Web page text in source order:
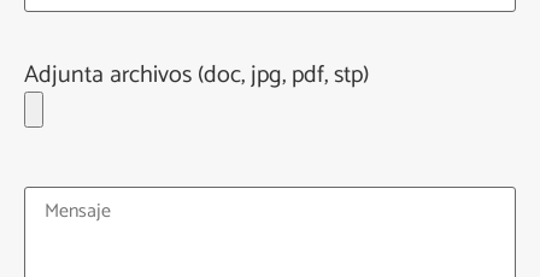
Adjunta archivos (doc, jpg, pdf, stp)